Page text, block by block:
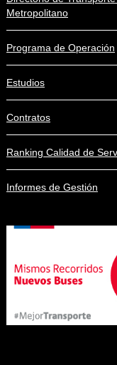
Metropolitano
Programa de Operación
Estudios
Contratos
Ranking Calidad de
Informes de Gestión